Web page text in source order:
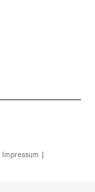
Impressum